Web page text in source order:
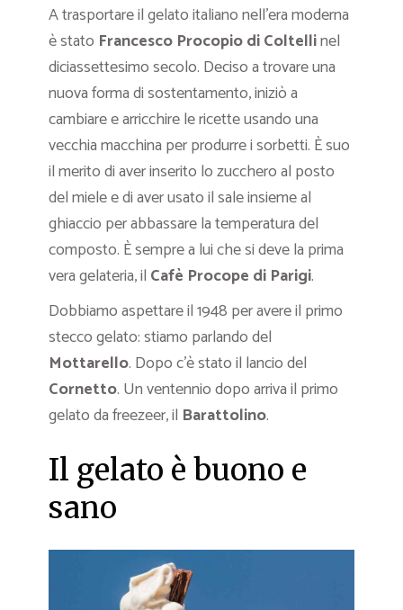
A trasportare il gelato italiano nell’era moderna
è stato Francesco Procopio di Coltellinel
diciassettesimo secolo. Deciso a trovare una
nuova forma di sostentamento, iniziò a
cambiare e arricchire le ricette usando una
vecchia macchina per produrre i sorbetti. È suo
il merito di aver inserito lo zucchero al posto
del miele e di aver usato il sale insieme al
ghiaccio per abbassare la temperatura del
composto. È sempre a lui che si deve la prima
vera gelateria, il Cafè Procope di Parigi.
Dobbiamo aspettare il 1948 per avere il primo
stecco gelato: stiamo parlando del
Mottarello. Dopo c’è stato il lancio del
Cornetto. Un ventennio dopo arriva il primo
gelato da freezeer, il Barattolino.
Il gelato è buono e
sano